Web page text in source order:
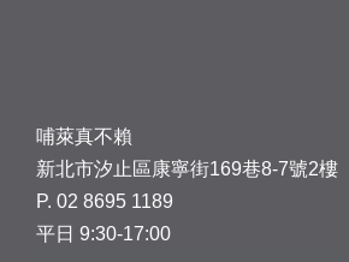
哺萊真不賴
新北市汐止區康寧街169巷8-7號2樓
P. 02 8695 1189
平日 9:30-17:00